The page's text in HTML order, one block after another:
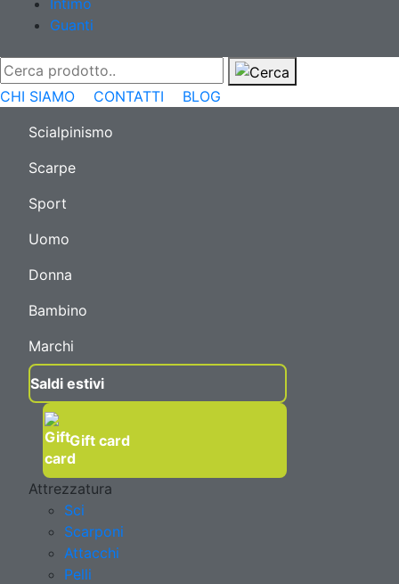
Intimo
Guanti
CHI SIAMO CONTATTI
BLOG
Scialpinismo
Scarpe
Sport
Uomo
Donna
Bambino
Marchi
Saldi estivi
Gift card
Attrezzatura
Sci
Scarponi
Attacchi
Pelli